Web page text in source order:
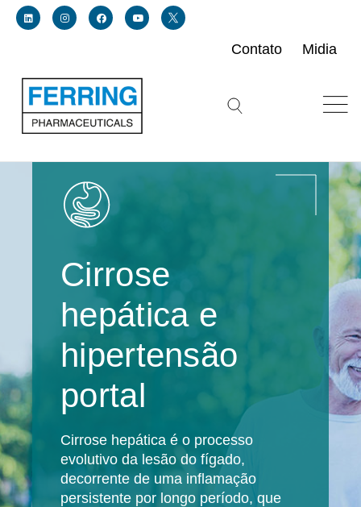
Link for twitter profile for ferring usa
Link for facebook profile for ferring usa
Link for linkedin profile for ferring usa
Link for instagram profile for ferring usa
Contato Midia
Search icon button
Cirrose
hepática e
hipertensão
portal
Cirrose hepática é o processo
evolutivo da lesão do fígado,
decorrente de uma inflamação
persistente por longo período, que